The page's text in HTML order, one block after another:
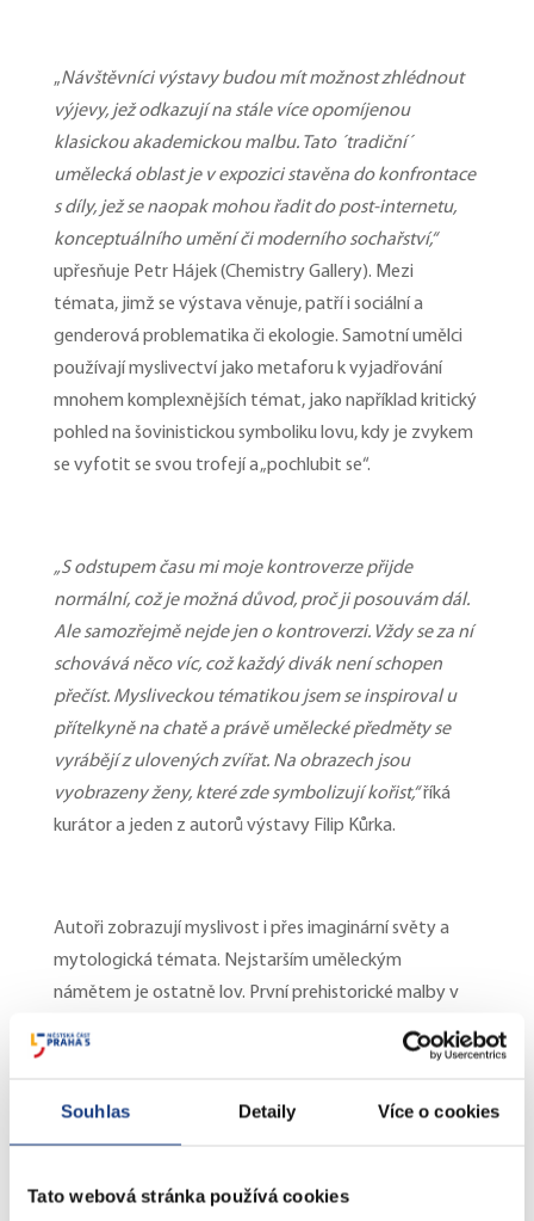
Souhlas Detaily Více o cookies
Tato webová stránka používá cookies
„Návštěvníci výstavy budou mít možnost zhlédnout
výjevy, jež odkazují na stále více opomíjenou
klasickou akademickou malbu. Tato ´tradiční´
umělecká oblast je v expozici stavěna do konfrontace
s díly, jež se naopak mohou řadit do post-internetu,
konceptuálního umění či moderního sochařství,“
upřesňuje Petr Hájek (Chemistry Gallery). Mezi
témata, jimž se výstava věnuje, patří i sociální a
genderová problematika či ekologie. Samotní umělci
používají myslivectví jako metaforu k vyjadřování
mnohem komplexnějších témat, jako například kritický
pohled na šovinistickou symboliku lovu, kdy je zvykem
se vyfotit se svou trofejí a „pochlubit se“.
„S odstupem času mi moje kontroverze přijde
normální, což je možná důvod, proč ji posouvám dál.
Ale samozřejmě nejde jen o kontroverzi. Vždy se za ní
schovává něco víc, což každý divák není schopen
přečíst. Mysliveckou tématikou jsem se inspiroval u
přítelkyně na chatě a právě umělecké předměty se
vyrábějí z ulovených zvířat. Na obrazech jsou
vyobrazeny ženy, které zde symbolizují kořist,“říká
kurátor a jeden z autorů výstavy Filip Kůrka.
Autoři zobrazují myslivost i přes imaginární světy a
mytologická témata. Nejstarším uměleckým
námětem je ostatně lov. První prehistorické malby v
zobrazovaly právě lov a dodnes je toto téma aktuální
kořist. V chaosu uspěchané doby, která přináší stále
rozhodnout, co za umění považovat lze, a co je jen